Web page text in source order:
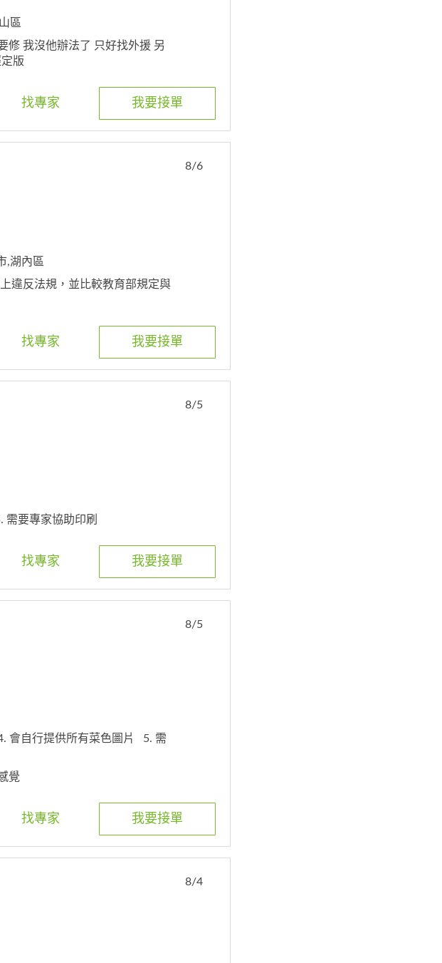
區
修 我沒他辦法了 只好找外援 另
版
我要接單
找專家
8/6
,湖內區
違反法規，並比較教育部規定與
我要接單
找專家
8/5
需要專家協助印刷
我要接單
找專家
8/5
會自行提供所有菜色圖片
5. 需
覺
我要接單
找專家
8/4